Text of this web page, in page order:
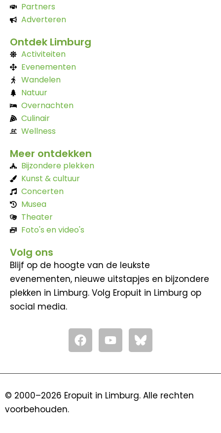
Partners
Adverteren
Ontdek Limburg
Activiteiten
Evenementen
Wandelen
Natuur
Overnachten
Culinair
Wellness
Meer ontdekken
Bijzondere plekken
Kunst & cultuur
Concerten
Musea
Theater
Foto's en video's
Volg ons
Blijf op de hoogte van de leukste
evenementen, nieuwe uitstapjes en bijzondere
plekken in Limburg. Volg Eropuit in Limburg op
social media.
F
a
c
o
Y
o
u
b
© 2000–2026 Eropuit in Limburg. Alle rechten
voorbehouden.